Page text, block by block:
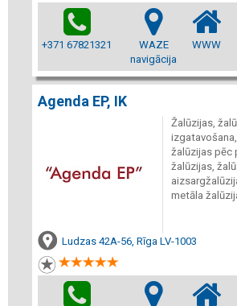
+371 67821321
WAZE
navigācija
WWW
Agenda EP, IK
Žalūzijas,
žalūzijas pēc
žalūzijas,
metāla
Ludzas 42A-56, Rīga LV-1003